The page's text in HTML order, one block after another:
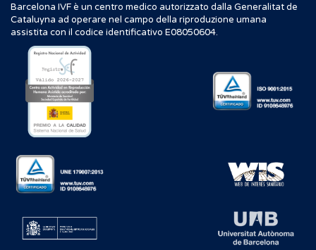
Barcelona IVF è un centro medico autorizzato dalla Generalitat de
Cataluyna ad operare nel campo della riproduzione umana
assistita con il codice identificativo E08050604.